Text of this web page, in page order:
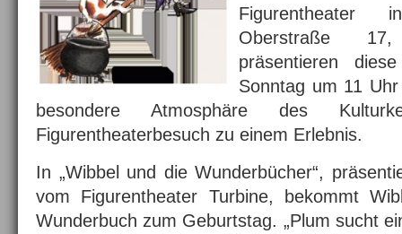
Figurentheater
Oberstraße
präsentieren
Sonntag um 11
besondere Atmosphäre des
Figurentheaterbesuch zu einem Erlebnis.
In „Wibbel und die Wunderbücher“,
vom Figurentheater Turbine, bekommt
Wunderbuch zum Geburtstag. „Plum sucht